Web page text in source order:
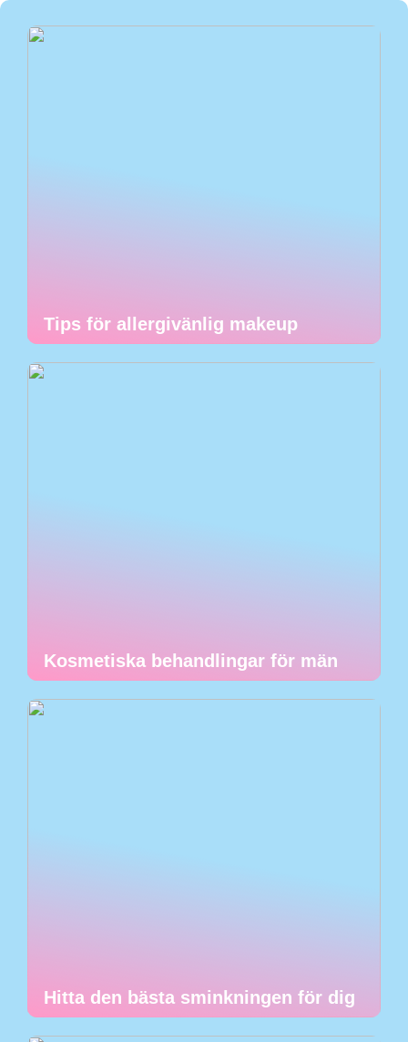
Tips för allergivänlig makeup
Kosmetiska behandlingar för män
Hitta den bästa sminkningen för dig